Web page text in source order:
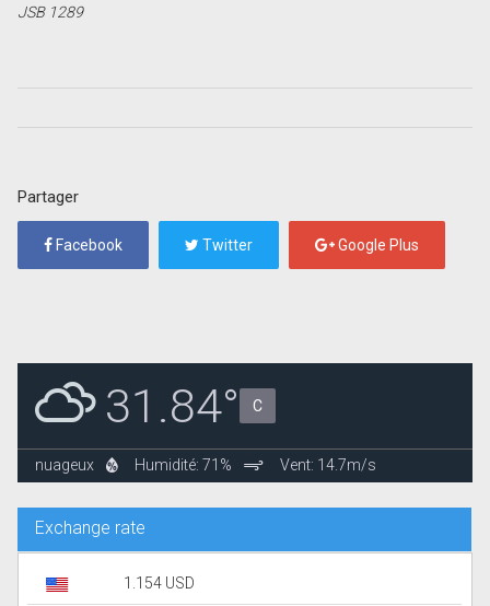
JSB 1289
Partager
Facebook Twitter Google Plus
31.84° C
nuageux Humidité: 71% Vent: 14.7m/s
Exchange rate
1.154 USD